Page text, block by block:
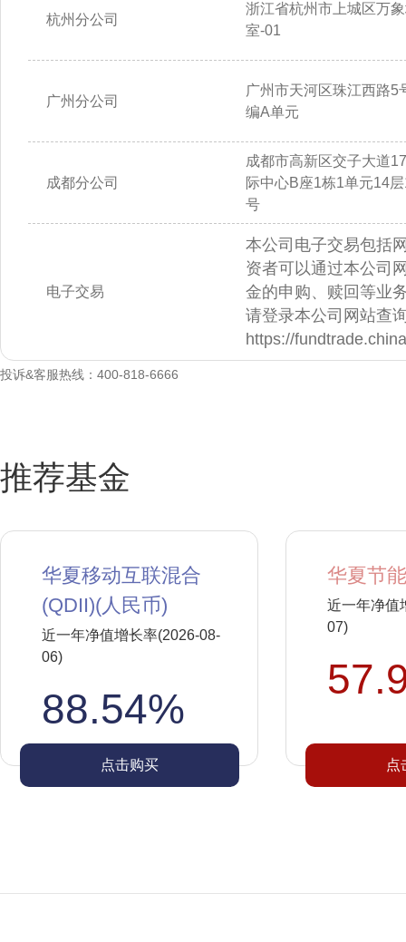
杭州分公司
浙江省杭州市上城区万
室-01
广州分公司
广州市天河区珠江西路5
编A单元
成都分公司
成都市高新区交子大道
际中心B座1栋1单元14
号
电子交易
本公司电子交易包括
资者可以通过本公司
金的申购、赎回等业
请登录本公司网站查
https://
投诉&客服热线：400-818-6666
推荐基金
华夏移动互联混合
(QDII)(人民币)
近一年净值增长率(2026-08-
06)
88.54%
点击购买
华夏节
近一年净值
07)
点